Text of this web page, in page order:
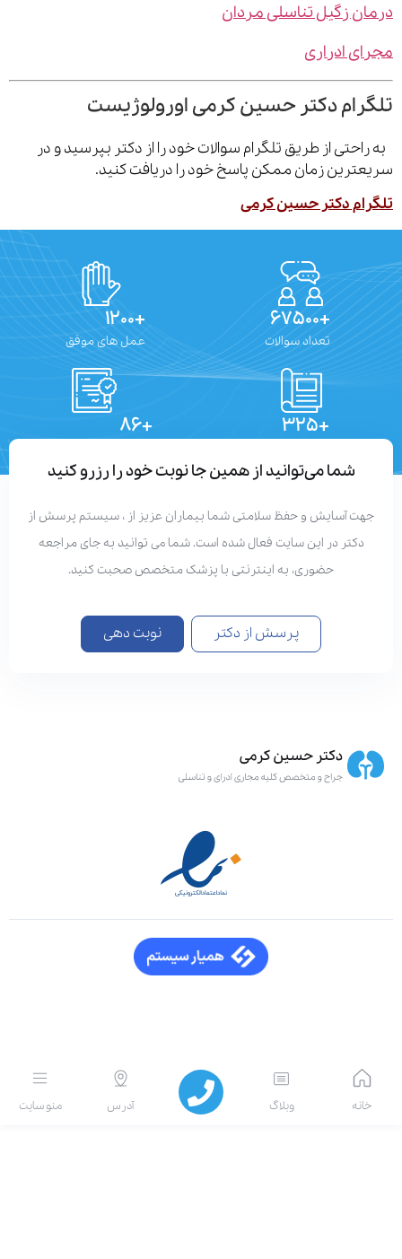
زگیل تناسلی مردان
ادراری
دکتر حسین کرمی اورولوژیست
از طریق تلگرام سوالات خود را از دکتر بپرسید و در
زمان ممکن پاسخ خود را دریافت کنید.
دکتر حسین کرمی
تعداد سوالات عمل های موفق
شما می‌توانید از همین جا نوبت خود را رزرو کنید
آسایش و حفظ سلامتی شما بیماران عزیز از ، سیستم پرسش از
دکتر در این سایت فعال شده است. شما می توانید به جای مراجعه
حضوری، به اینترنتی با پزشک متخصص صحبت کنید.
پرسش از دکتر نوبت دهی
منو سایت